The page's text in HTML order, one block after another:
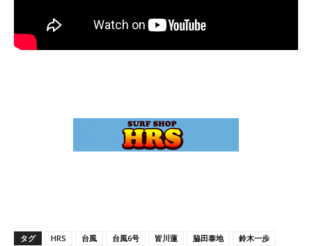
タグ HRS 台風 台風6号 皆川蓮 脇田泰地 鈴木一歩